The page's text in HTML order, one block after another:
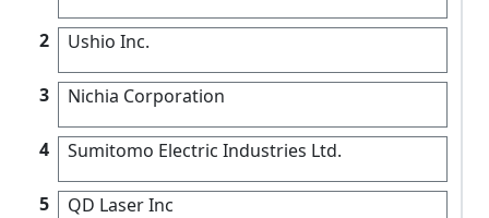
2 Ushio Inc.
3 Nichia Corporation
4 Sumitomo Electric Industries Ltd.
5 QD Laser Inc